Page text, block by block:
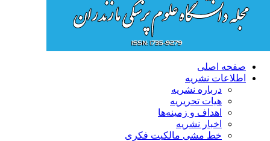
صفحه اصلی
اطلاعات نشریه
درباره نشریه
هیات تحریریه
اهداف و زمینه‌ها
اخبار نشریه
خط مشی مالکیت فکری